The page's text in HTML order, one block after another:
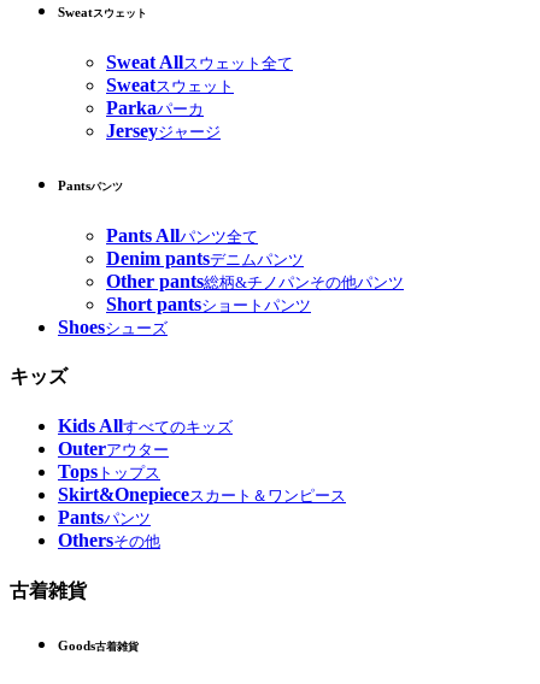
Sweatスウェット
Sweat Allスウェット全て
Sweatスウェット
Parkaパーカ
Jerseyジャージ
Pantsパンツ
Pants Allパンツ全て
Denim pantsデニムパンツ
Other pants総柄&チノパンその他パンツ
Short pantsショートパンツ
Shoesシューズ
キッズ
Kids Allすべてのキッズ
Outerアウター
Tops トップス
Skirt&Onepieceスカート＆ワンピース
Pantsパンツ
Othersその他
古着雑貨
Goods古着雑貨